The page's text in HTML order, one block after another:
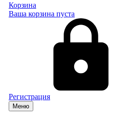
Корзина
Ваша корзина пуста
Регистрация
Меню